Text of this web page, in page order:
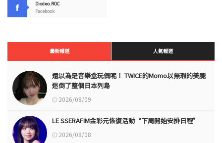
Diodeo.ROC
Facebook
最新報道 人氣報道
還以為是音樂盒玩偶呢！ TWICE的Momo以無瑕的美腿
迷倒了整個日本列島
2026/08/09
LE SSERAFIM金彩元恢復活動“下周開始安排日程”
2026/08/08